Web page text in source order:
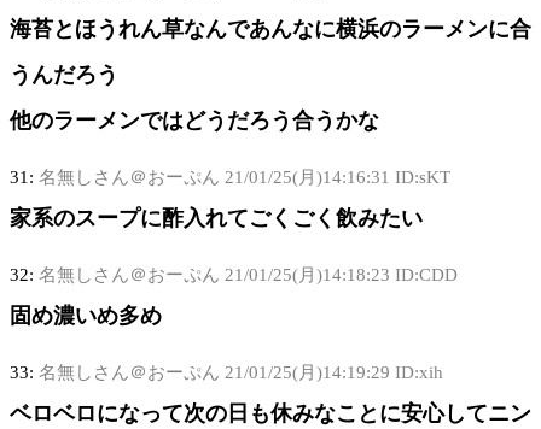
海苔とほうれん草なんであんなに横浜のラーメンに合
うんだろう
他のラーメンではどうだろう合うかな
31: 名無しさん＠おーぷん 21/01/25(月)14:16:31 ID:sKT
家系のスープに酢入れてごくごく飲みたい
32: 名無しさん＠おーぷん 21/01/25(月)14:18:23 ID:CDD
固め濃いめ多め
33: 名無しさん＠おーぷん 21/01/25(月)14:19:29 ID:xih
ベロベロになって次の日も休みなことに安心してニン